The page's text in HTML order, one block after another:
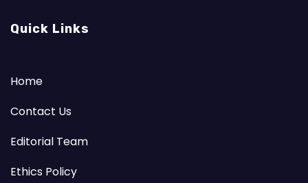
Quick Links
Home
Contact Us
Editorial Team
Ethics Policy